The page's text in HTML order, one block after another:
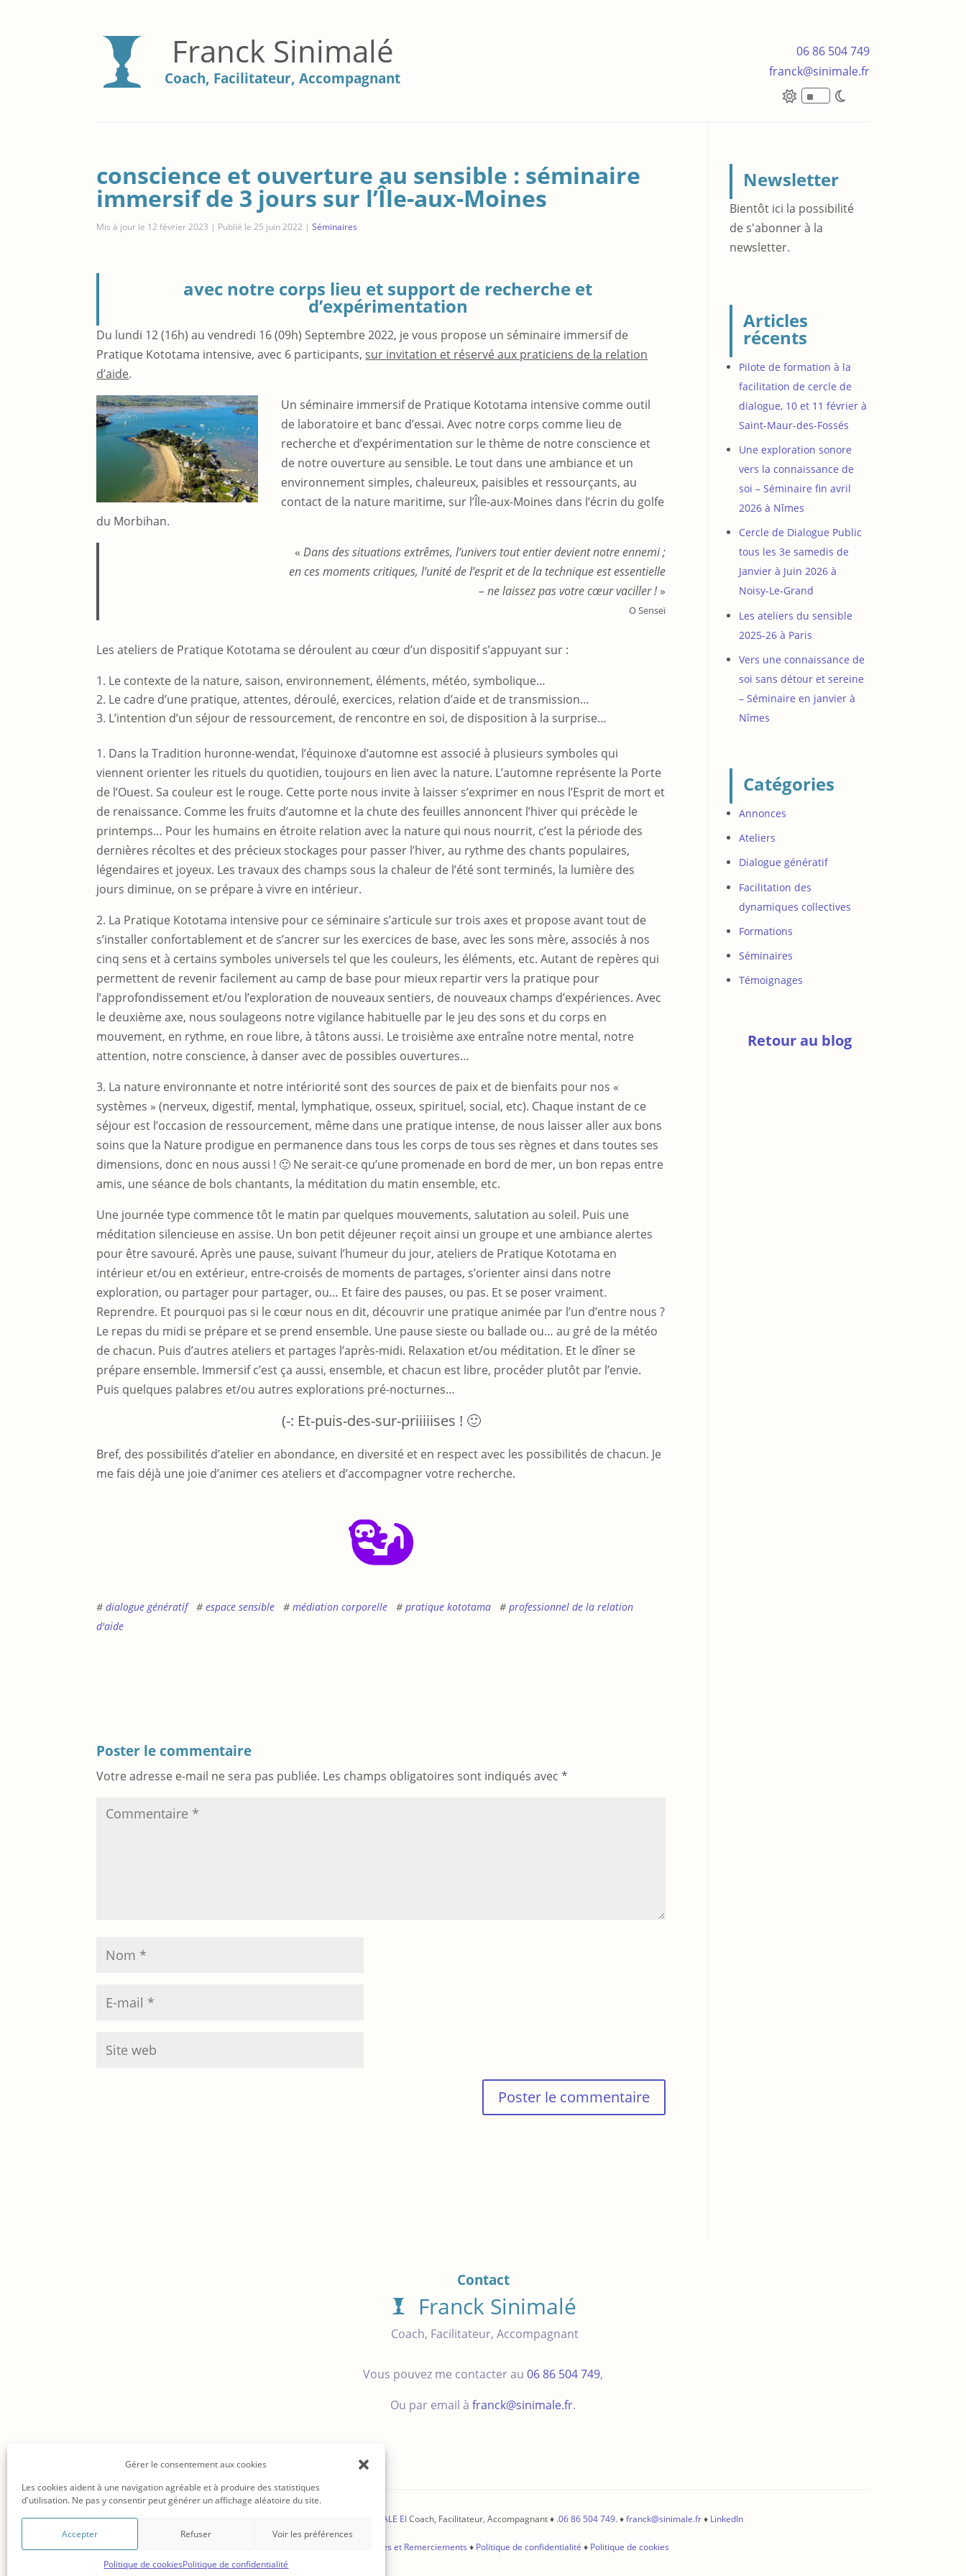
Gérer le consentement aux cookies
Les cookies aident à une navigation agréable et à produire des statistiques
d'utilisation. Ne pas y consentir peut générer un affichage aléatoire du site.
Accepter Refuser Voir les préférences
Politique de cookiesPolitique de confidentialité
Franck Sinimalé
Coach, Facilitateur, Accompagnant
06 86 504 749
franck@sinimale.fr
^
conscience et ouverture au sensible : séminaire
immersif de 3 jours sur l’Île-aux-Moines
Mis à jour le 12 février 2023 | Publié le 25 juin 2022 |Séminaires
avec notre corps lieu et support de recherche et
d’expérimentation
Du lundi 12 (16h) au vendredi 16 (09h) Septembre 2022, je vous propose un séminaire immersif de
Pratique Kototama intensive, avec 6 participants, sur invitation et réservé aux praticiens de la relation
d’aide.
Un séminaire immersif de Pratique Kototama intensive comme outil
de laboratoire et banc d’essai. Avec notre corps comme lieu de
recherche et d’expérimentation sur le thème de notre conscience et
de notre ouverture au sensible. Le tout dans une ambiance et un
environnement simples, chaleureux, paisibles et ressourçants, au
contact de la nature maritime, sur l’Île-aux-Moines dans l’écrin du golfe
du Morbihan.
«Dans des situations extrêmes, l’univers tout entier devient notre ennemi ;
en ces moments critiques, l’unité de l’esprit et de la technique est essentielle
– ne laissez pas votre cœur vaciller !»
O Senseï
Les ateliers de Pratique Kototama se déroulent au cœur d’un dispositif s’appuyant sur :
Le contexte de la nature, saison, environnement, éléments, météo, symbolique…
Le cadre d’une pratique, attentes, déroulé, exercices, relation d’aide et de transmission…
L’intention d’un séjour de ressourcement, de rencontre en soi, de disposition à la surprise…
1. Dans la Tradition huronne-wendat, l’équinoxe d’automne est associé à plusieurs symboles qui
viennent orienter les rituels du quotidien, toujours en lien avec la nature. L’automne représente la Porte
de l’Ouest. Sa couleur est le rouge. Cette porte nous invite à laisser s’exprimer en nous l’Esprit de mort et
de renaissance. Comme les fruits d’automne et la chute des feuilles annoncent l’hiver qui précède le
printemps… Pour les humains en étroite relation avec la nature qui nous nourrit, c’est la période des
dernières récoltes et des précieux stockages pour passer l’hiver, au rythme des chants populaires,
légendaires et joyeux. Les travaux des champs sous la chaleur de l’été sont terminés, la lumière des
jours diminue, on se prépare à vivre en intérieur.
2. La Pratique Kototama intensive pour ce séminaire s’articule sur trois axes et propose avant tout de
s’installer confortablement et de s’ancrer sur les exercices de base, avec les sons mère, associés à nos
cinq sens et à certains symboles universels tel que les couleurs, les éléments, etc. Autant de repères qui
permettent de revenir facilement au camp de base pour mieux repartir vers la pratique pour
l’approfondissement et/ou l’exploration de nouveaux sentiers, de nouveaux champs d’expériences. Avec
le deuxième axe, nous soulageons notre vigilance habituelle par le jeu des sons et du corps en
mouvement, en rythme, en roue libre, à tâtons aussi. Le troisième axe entraîne notre mental, notre
attention, notre conscience, à danser avec de possibles ouvertures…
3. La nature environnante et notre intériorité sont des sources de paix et de bienfaits pour nos «
systèmes » (nerveux, digestif, mental, lymphatique, osseux, spirituel, social, etc). Chaque instant de ce
séjour est l’occasion de ressourcement, même dans une pratique intense, de nous laisser aller aux bons
soins que la Nature prodigue en permanence dans tous les corps de tous ses règnes et dans toutes ses
dimensions, donc en nous aussi ! 🙂 Ne serait-ce qu’une promenade en bord de mer, un bon repas entre
amis, une séance de bols chantants, la méditation du matin ensemble, etc.
Une journée type commence tôt le matin par quelques mouvements, salutation au soleil. Puis une
méditation silencieuse en assise. Un bon petit déjeuner reçoit ainsi un groupe et une ambiance alertes
pour être savouré. Après une pause, suivant l’humeur du jour, ateliers de Pratique Kototama en
intérieur et/ou en extérieur, entre-croisés de moments de partages, s’orienter ainsi dans notre
exploration, ou partager pour partager, ou… Et faire des pauses, ou pas. Et se poser vraiment.
Reprendre. Et pourquoi pas si le cœur nous en dit, découvrir une pratique animée par l’un d’entre nous ?
Le repas du midi se prépare et se prend ensemble. Une pause sieste ou ballade ou… au gré de la météo
de chacun. Puis d’autres ateliers et partages l’après-midi. Relaxation et/ou méditation. Et le dîner se
prépare ensemble. Immersif c’est ça aussi, ensemble, et chacun est libre, procéder plutôt par l’envie.
Puis quelques palabres et/ou autres explorations pré-nocturnes…
(-: Et-puis-des-sur-priiiiises ! 🙂
Bref, des possibilités d’atelier en abondance, en diversité et en respect avec les possibilités de chacun. Je
me fais déjà une joie d’animer ces ateliers et d’accompagner votre recherche.
dialogue génératif espace sensible médiation corporelle pratique kototama
professionnel de la relation
d'aide
Poster le commentaire
Votre adresse e-mail ne sera pas publiée. Les champs obligatoires sont indiqués avec*
Newsletter
Bientôt ici la possibilité
de s'abonner à la
newsletter.
Articles
récents
Pilote de formation à la
facilitation de cercle de
dialogue, 10 et 11 février à
Saint-Maur-des-Fossés
Une exploration sonore
vers la connaissance de
soi – Séminaire fin avril
2026 à Nîmes
Cercle de Dialogue Public
tous les 3e samedis de
Janvier à Juin 2026 à
Noisy-Le-Grand
Les ateliers du sensible
2025-26 à Paris
Vers une connaissance de
soi sans détour et sereine
– Séminaire en janvier à
Nîmes
Catégories
Annonces
Ateliers
Dialogue génératif
Facilitation des
dynamiques collectives
Formations
Séminaires
Témoignages
Retour au blog
Contact
Franck Sinimalé
Coach, Facilitateur, Accompagnant
Vous pouvez me contacter au 06 86 504 749,
Ou par email à franck@sinimale.fr.
FRANCK SINIMALE EICoach, Facilitateur, Accompagnant ♦ .06 86 504 749.♦franck@sinimale.fr♦ LinkedIn
Mentions légales et Remerciements ♦ Politique de confidentialité ♦ Politique de cookies